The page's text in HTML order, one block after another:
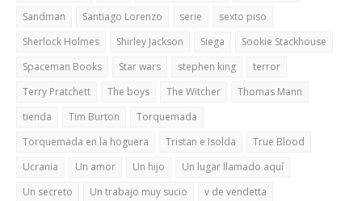
Sandman
Santiago Lorenzo serie
sexto piso
Sherlock Holmes
Shirley Jackson Siega
Sookie Stackhouse
Spaceman Books
Star wars stephen king
terror
Terry Pratchett
The boys The Witcher
Thomas Mann
tienda
Tim Burton
Torquemada
Torquemada en la hoguera
Tristan e Isolda
True Blood
Ucrania
Un amor Un hijo
Un lugar llamado aquí
Un secreto
Un trabajo muy sucio
v de vendetta